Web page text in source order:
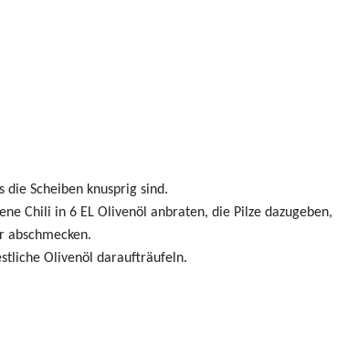
die Scheiben knusprig sind.
Chili in 6 EL Olivenöl anbraten, die Pilze
abschmecken.
Olivenöl daraufträufeln.